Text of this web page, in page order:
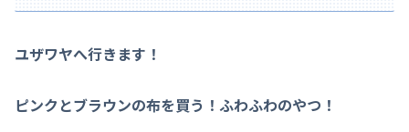
ユザワヤへ行きます！
ピンクとブラウンの布を買う！ふわふわのやつ！